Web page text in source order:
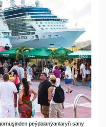
peýdalanýanlaryň sany